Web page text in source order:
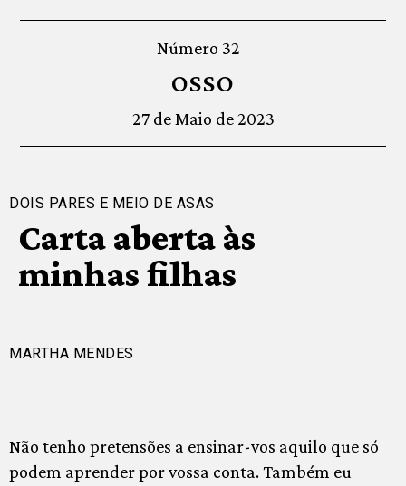
Número 32
OSSO
27 de Maio de 2023
DOIS PARES E MEIO DE ASAS
Carta aberta às
minhas filhas
MARTHA MENDES
Não tenho pretensões a ensinar-vos aquilo que só
podem aprender por vossa conta. Também eu